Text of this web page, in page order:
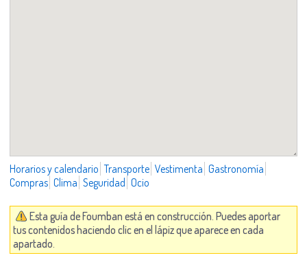
Horarios y calendario Transporte Vestimenta Gastronomía
Compras Clima Seguridad Ocio
Esta guía de Foumban está en construcción. Puedes aportar
tus contenidos haciendo clic en el lápiz que aparece en cada
apartado.